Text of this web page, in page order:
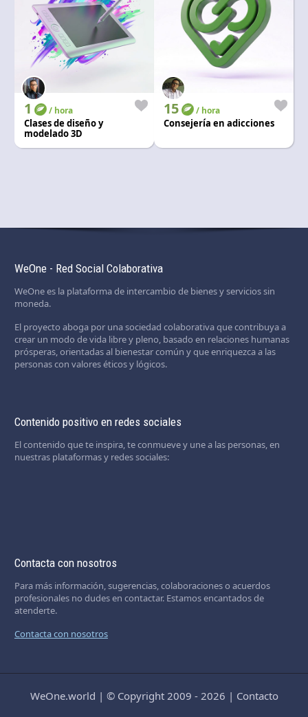
1 / hora
Clases de diseño y
modelado 3D
15 / hora
Consejería en adicciones
WeOne - Red Social Colaborativa
WeOne es la plataforma de intercambio de bienes y servicios sin
moneda.
El proyecto aboga por una sociedad colaborativa que contribuya a
crear un modo de vida libre y pleno, basado en relaciones humanas
prósperas, orientadas al bienestar común y que enriquezca a las
personas con valores éticos y lógicos.
Contenido positivo en redes sociales
El contenido que te inspira, te conmueve y une a las personas, en
nuestras plataformas y redes sociales:
Contacta con nosotros
Para más información, sugerencias, colaboraciones o acuerdos
profesionales no dudes en contactar. Estamos encantados de
atenderte.
Contacta con nosotros
WeOne.world | © Copyright 2009 - 2026 | Contacto